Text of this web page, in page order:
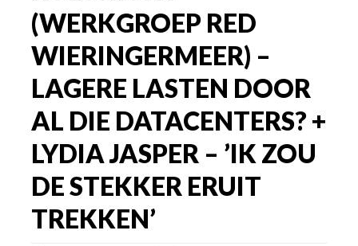
(WERKGROEP RED
WIERINGERMEER) –
LAGERE LASTEN DOOR
AL DIE DATACENTERS? +
LYDIA JASPER – ’IK ZOU
DE STEKKER ERUIT
TREKKEN’